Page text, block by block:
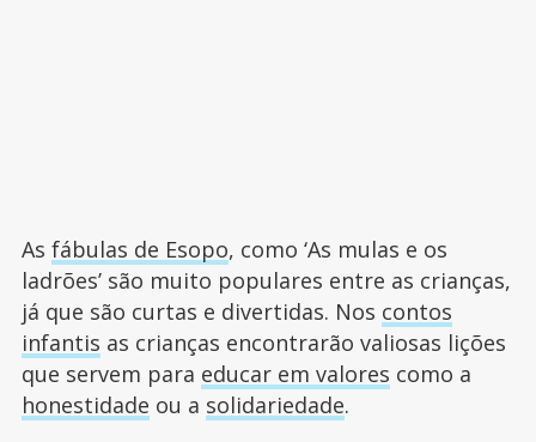
As fábulas de Esopo, como ‘As mulas e os
ladrões’ são muito populares entre as crianças,
já que são curtas e divertidas. Nos contos
infantis as crianças encontrarão valiosas lições
que servem para educar em valores como a
honestidade ou a solidariedade.